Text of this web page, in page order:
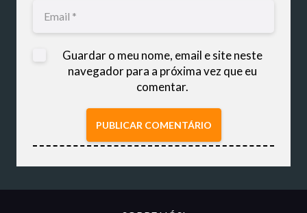
Guardar o meu nome, email e site neste
navegador para a próxima vez que eu
comentar.
PUBLICAR COMENTÁRIO